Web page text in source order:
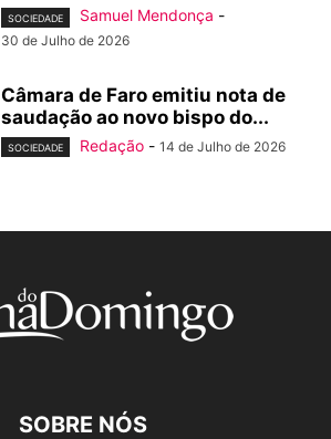
SOCIEDADE Samuel Mendonça -
30 de Julho de 2026
Câmara de Faro emitiu nota de
saudação ao novo bispo do...
SOCIEDADE Redação - 14 de Julho de 2026
SOBRE NÓS